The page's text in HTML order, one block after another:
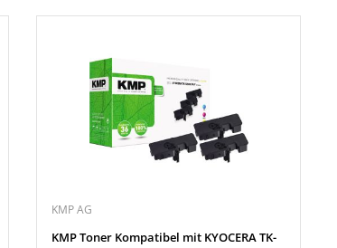
KMP AG
KMP Toner Kompatibel mit KYOCERA TK-